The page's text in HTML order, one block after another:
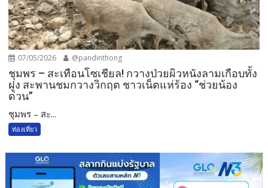
07/05/2026 @pandinthong
ชุมพร – สะเทือนโซเชียล! กวางป่วยผิวหนังลามเกือบทั้ง
ฝูง สะพานชมกวางวิกฤต ชาวเน็ตแห่ร้อง “ช่วยน้อง
ด่วน”
ชุมพร – สะ...
ท่องเที่ยว